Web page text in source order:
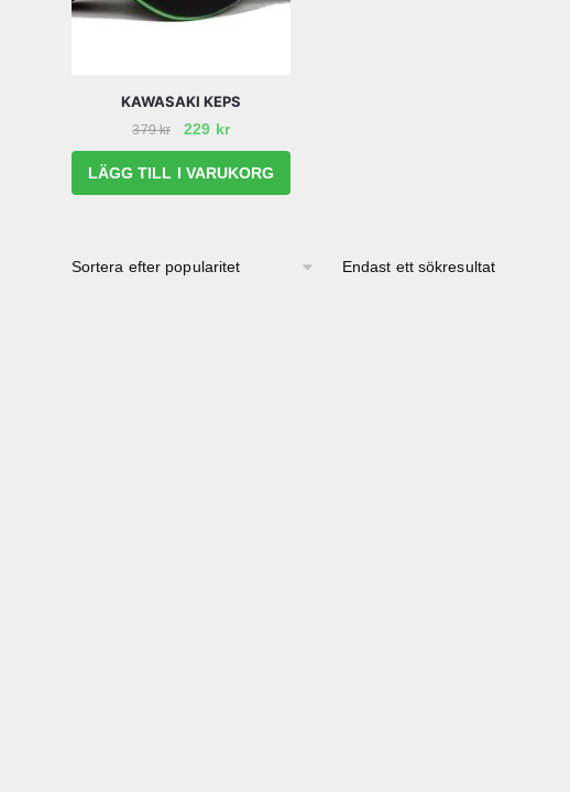
KAWASAKI KEPS
379kr
Det
ursprungliga
priset
var:
229 krDet
nuvarande
priset
är:
LÄGG TILL I VARUKORG
Endast ett sökresultat